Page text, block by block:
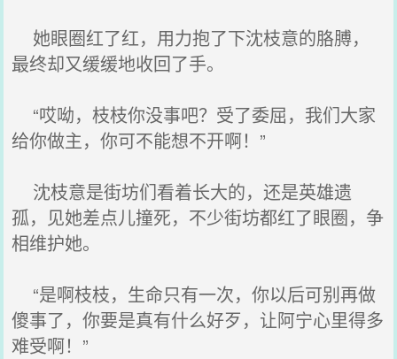
她眼圈红了红，用力抱了下沈枝意的胳膊，
最终却又缓缓地收回了手。
“哎呦，枝枝你没事吧？受了委屈，我们大家
给你做主，你可不能想不开啊！”
沈枝意是街坊们看着长大的，还是英雄遗
孤，见她差点儿撞死，不少街坊都红了眼圈，争
相维护她。
“是啊枝枝，生命只有一次，你以后可别再做
傻事了，你要是真有什么好歹，让阿宁心里得多
难受啊！”